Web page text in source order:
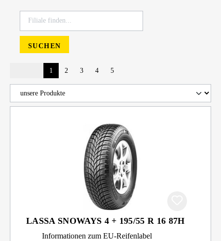
SUCHEN
1 2 3 4 5
LASSA SNOWAYS 4 + 195/55 R 16 87H
Informationen zum EU-Reifenlabel